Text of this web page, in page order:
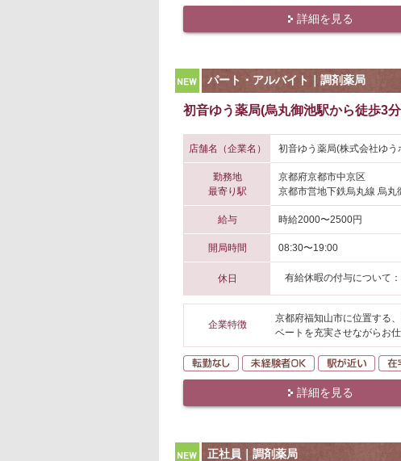
詳細を見る
NEW
パート・アルバイト｜調剤薬局
初音ゆう薬局(烏丸御池駅から徒歩3
店舗名（企業名） 初音ゆう薬局(株式会社ゆ
勤務地
最寄り駅
京都府京都市中京区
京都市営地下鉄烏丸線 烏丸
給与 時給2000〜2500円
開局時間 08:30〜19:00
休日 有給休暇の付与について
企業特徴
京都府福知山市に位置する
ベートを充実させながらお
転勤なし 未経験者OK 駅が
詳細を見る
NEW
正社員｜調剤薬局